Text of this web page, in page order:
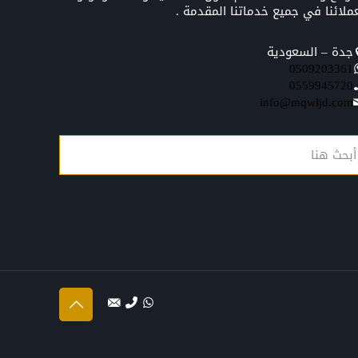
في جميع خدماتنا المقدمة .
جدة – السعودية
0509203361‬‏‬‏
0559945720
info@mqwljd.com